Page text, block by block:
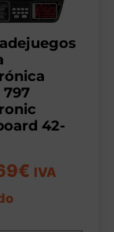
42-
€ IVA